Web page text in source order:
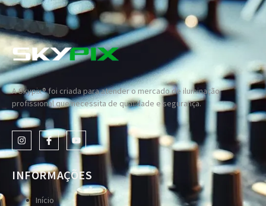
A Skypix® foi criada para atender o mercado de iluminação
profissional que necessita de qualidade e segurança.
INFORMAÇÕES
Início